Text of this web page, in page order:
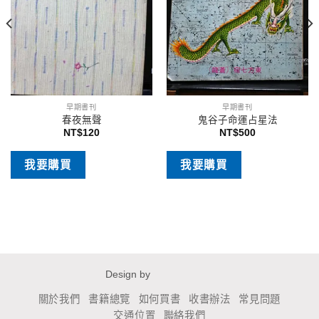
早期書刊
春夜無聲
NT$120
我要購買
早期書刊
鬼谷子命運占星法
NT$500
我要購買
Design by
關於我們 書籍總覽 如何買書 收書辦法
常見問題
交通位置
聯絡我們